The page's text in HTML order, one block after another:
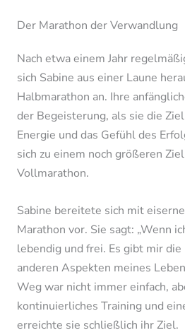
Der Marathon der Verwandlung
Nach etwa einem Jahr
sich Sabine aus einer Laune
Halbmarathon an. Ihre
der Begeisterung, als sie die
Energie und das Gefühl des
sich zu einem noch größeren
Vollmarathon.
Sabine bereitete sich mit
Marathon vor. Sie sagt: „Wenn
lebendig und frei. Es gibt mir die
anderen Aspekten meines
Weg war nicht immer einfach,
kontinuierliches Training und
erreichte sie schließlich ihr Ziel.